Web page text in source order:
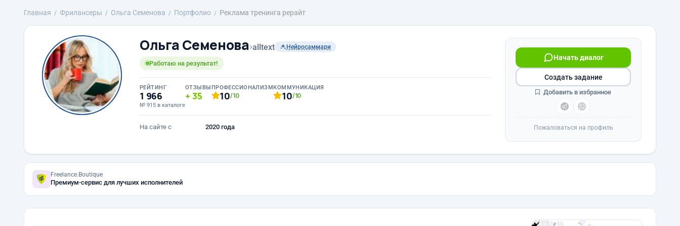
Главная Фрилансеры Ольга Семенова Портфолио Реклама тренинга рерайт
Ольга Семенова›alltext Нейросаммари
Работаю на результат!
РЕЙТИНГ
1 966
№ 915 в каталоге
ОТЗЫВЫ
35
ПРОФЕССИОНАЛИЗМ
10/10
КОММУНИКАЦИЯ
10/10
На сайте с 2020 года
Начать диалог
Создать задание
Добавить в избранное
Пожаловаться на профиль
Freelance.Boutique
Премиум-сервис для лучших исполнителей